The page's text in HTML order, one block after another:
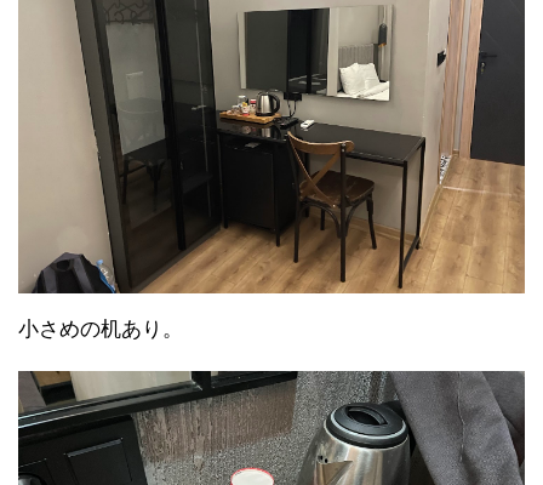
小さめの机あり。